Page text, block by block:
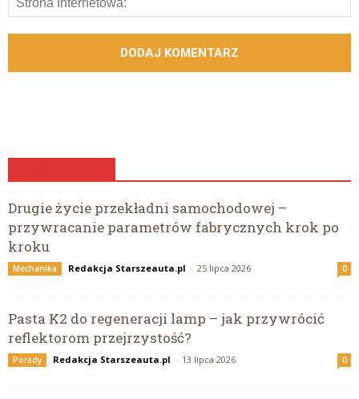
Drugie życie przekładni samochodowej –
przywracanie parametrów fabrycznych krok po
kroku
Mechanika Redakcja Starszeauta.pl - 25 lipca 2026 0
Pasta K2 do regeneracji lamp – jak przywrócić
reflektorom przejrzystość?
Porady Redakcja Starszeauta.pl - 13 lipca 2026 0